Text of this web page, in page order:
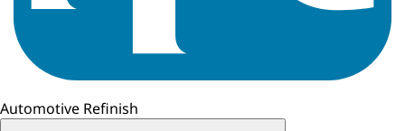
Automotive Refinish